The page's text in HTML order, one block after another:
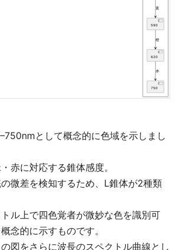
として概念的に色域を示しまし
赤に対応する錐体感度。
微差を検知するため、L錐体が2種類
ル上で四色覚者が微妙な色を識別可
念的に示すものです。
図をさらに波長のスペクトル曲線とし